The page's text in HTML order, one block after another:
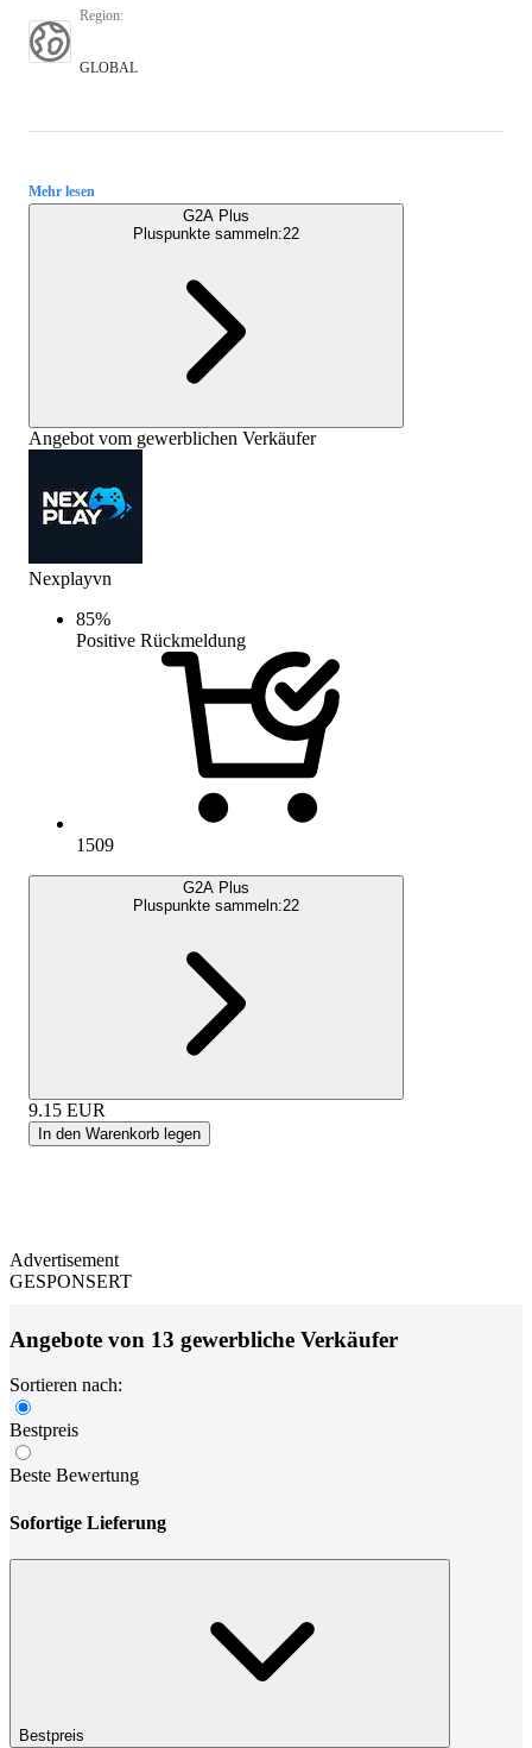
Region:
GLOBAL
Mehr lesen
G2A Plus
Pluspunkte sammeln:22
Angebot vom gewerblichen Verkäufer
Nexplayvn
85%
Positive Rückmeldung
1509
G2A Plus
Pluspunkte sammeln:22
9.15 EUR
In den Warenkorb legen
Advertisement
GESPONSERT
Angebote von 13 gewerbliche Verkäufer
Sortieren nach:
Bestpreis
Beste Bewertung
Sofortige Lieferung
Bestpreis